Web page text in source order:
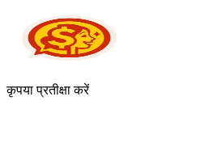
कृपया प्रतीक्षा करें